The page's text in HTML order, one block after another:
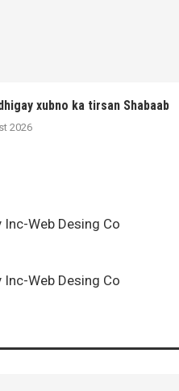
xubno ka tirsan Shabaab
2026